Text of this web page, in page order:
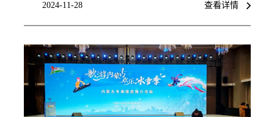
查看详情
2024-11-28